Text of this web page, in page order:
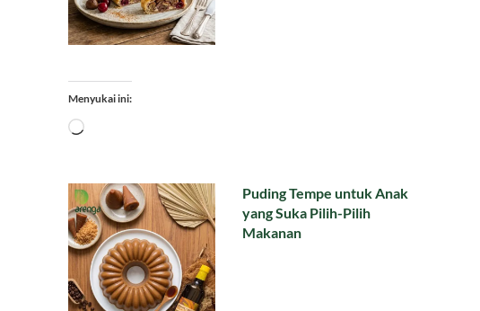
Menyukai ini:
Memuat...
Puding Tempe untuk Anak
yang Suka Pilih-Pilih
Makanan